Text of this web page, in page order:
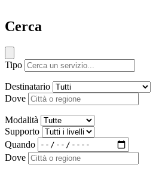
Cerca
Tipo
Destinatario
Dove
Modalità
Supporto
Quando
Dove